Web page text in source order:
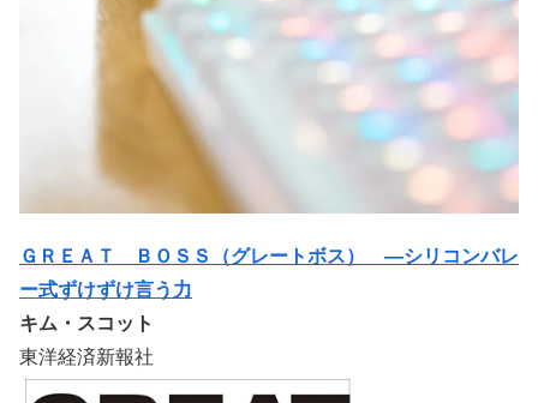
ＧＲＥＡＴ ＢＯＳＳ（グレートボス） ―シリコンバレ
ー式ずけずけ言う力
キム・スコット
東洋経済新報社